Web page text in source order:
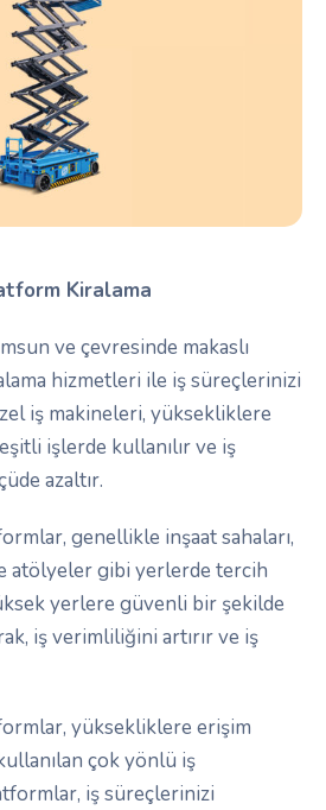
Kiralama
ve çevresinde makaslı
hizmetleri ile iş süreçlerinizi
iş makineleri, yüksekliklere
işlerde kullanılır ve iş
azaltır.
genellikle inşaat sahaları,
atölyeler gibi yerlerde tercih
yerlere güvenli bir şekilde
iş verimliliğini artırır ve iş
yüksekliklere erişim
çok yönlü iş
iş süreçlerinizi